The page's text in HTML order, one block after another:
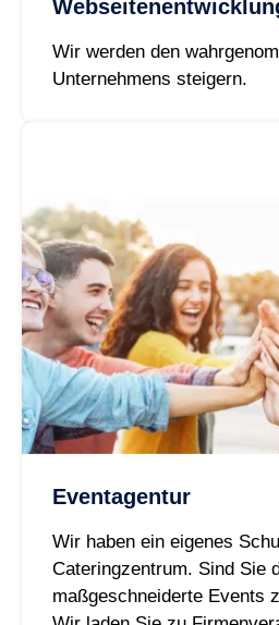
Wir werden den
Unternehmens steigern.
Eventagentur
Wir haben ein eigenes
Cateringzentrum. Sind Sie
maßgeschneiderte Events